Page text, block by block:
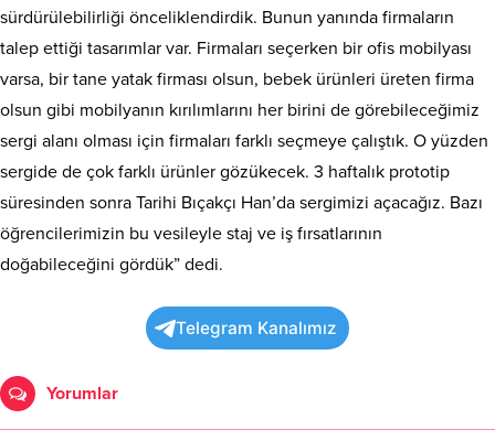
sürdürülebilirliği önceliklendirdik. Bunun yanında firmaların
talep ettiği tasarımlar var. Firmaları seçerken bir ofis mobilyası
varsa, bir tane yatak firması olsun, bebek ürünleri üreten firma
olsun gibi mobilyanın kırılımlarını her birini de görebileceğimiz
sergi alanı olması için firmaları farklı seçmeye çalıştık. O yüzden
sergide de çok farklı ürünler gözükecek. 3 haftalık prototip
süresinden sonra Tarihi Bıçakçı Han’da sergimizi açacağız. Bazı
öğrencilerimizin bu vesileyle staj ve iş fırsatlarının
doğabileceğini gördük” dedi.
Telegram Kanalımız
Yorumlar